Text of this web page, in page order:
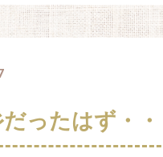
ったはず・・